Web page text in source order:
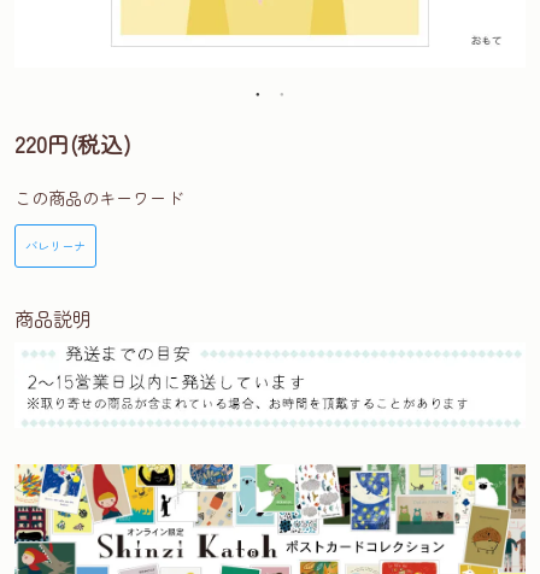
220円(税込)
この商品のキーワード
バレリーナ
商品説明